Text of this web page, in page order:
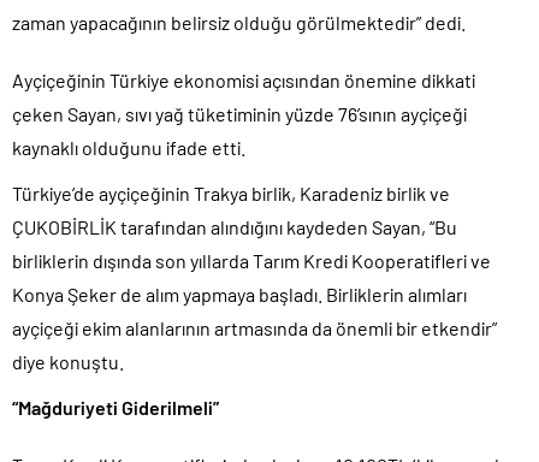
zaman yapacağının belirsiz olduğu görülmektedir” dedi.
Ayçiçeğinin Türkiye ekonomisi açısından önemine dikkati
çeken Sayan, sıvı yağ tüketiminin yüzde 76’sının ayçiçeği
kaynaklı olduğunu ifade etti.
Türkiye’de ayçiçeğinin Trakya birlik, Karadeniz birlik ve
ÇUKOBİRLİK tarafından alındığını kaydeden Sayan, “Bu
birliklerin dışında son yıllarda Tarım Kredi Kooperatifleri ve
Konya Şeker de alım yapmaya başladı. Birliklerin alımları
ayçiçeği ekim alanlarının artmasında da önemli bir etkendir”
diye konuştu.
“Mağduriyeti Giderilmeli”